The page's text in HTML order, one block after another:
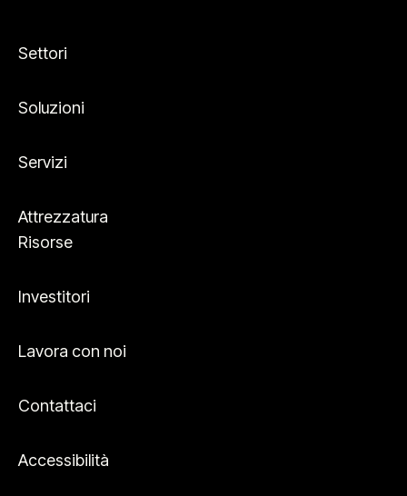
Settori
Soluzioni
Servizi
Attrezzatura
Risorse
Investitori
Lavora con noi
Contattaci
Accessibilità